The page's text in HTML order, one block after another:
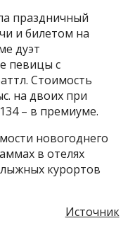
праздничный
и билетом на
дуэт
певицы с
Стоимость
на двоих при
– в премиуме.
новогоднего
в отелях
курортов
Источник